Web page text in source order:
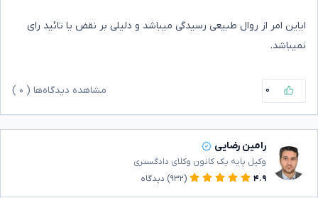
ایاین امر از روال طبیعی رسیدگی میباشد و دلیلی بر نقض یا تائید رای
نمیباشد.
۰ مشاهده دیدگاه‌ها ( ۰
رامین رضایی
وکیل پایه یک کانون وکلای دادگستری
۴.۹
(۹۳۲) دیدگاه